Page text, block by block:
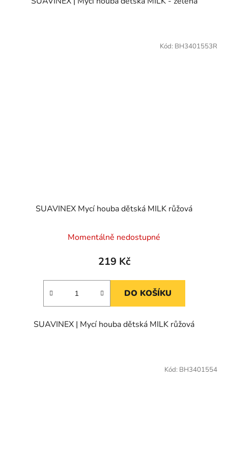
SUAVINEX Mycí houba dětská MILK růžová
Momentálně nedostupné
219 Kč
DO KOŠÍKU
SUAVINEX | Mycí houba dětská MILK růžová
Kód: BH3401553R
Kód: BH3401554